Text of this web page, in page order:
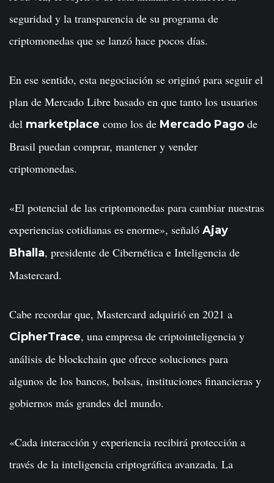
seguridad y la transparencia de su programa de
criptomonedas que se lanzó hace pocos días.
En ese sentido, esta negociación se originó para seguir el
plan de Mercado Libre basado en que tanto los usuarios
del marketplace como los de Mercado Pago de
Brasil puedan comprar, mantener y vender
criptomonedas.
«El potencial de las criptomonedas para cambiar nuestras
experiencias cotidianas es enorme», señaló Ajay
Bhalla, presidente de Cibernética e Inteligencia de
Mastercard.
Cabe recordar que, Mastercard adquirió en 2021 a
CipherTrace, una empresa de criptointeligencia y
análisis de blockchain que ofrece soluciones para
algunos de los bancos, bolsas, instituciones financieras y
gobiernos más grandes del mundo.
«Cada interacción y experiencia recibirá protección a
través de la inteligencia criptográfica avanzada. La